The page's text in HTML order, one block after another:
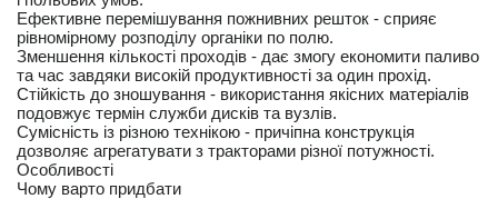
Ефективне перемішування пожнивних решток - сприяє
рівномірному розподілу органіки по полю.
Зменшення кількості проходів - дає змогу економити паливо
та час завдяки високій продуктивності за один прохід.
Стійкість до зношування - використання якісних матеріалів
подовжує термін служби дисків та вузлів.
Сумісність із різною технікою - причіпна конструкція
дозволяє агрегатувати з тракторами різної потужності.
Особливості
Чому варто придбати